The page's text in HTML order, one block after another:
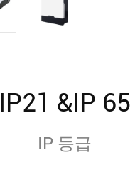
IP21 &IP 65
IP 등급